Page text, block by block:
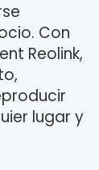
Con
Reolink,
lugar y